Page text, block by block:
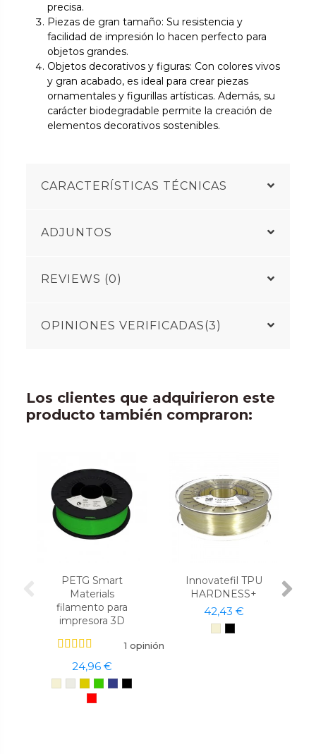
precisa.
Piezas de gran tamaño: Su resistencia y
facilidad de impresión lo hacen perfecto para
objetos grandes.
Objetos decorativos y figuras: Con colores vivos
y gran acabado, es ideal para crear piezas
ornamentales y figurillas artísticas. Además, su
carácter biodegradable permite la creación de
elementos decorativos sostenibles.
CARACTERÍSTICAS TÉCNICAS
ADJUNTOS
REVIEWS (0)
OPINIONES VERIFICADAS(3)
Los clientes que adquirieron este
producto también compraron:
PETG Smart
Materials
filamento para
impresora 3D
1 opinión
24,96 €
Innovatefil TPU
HARDNESS+
42,43 €